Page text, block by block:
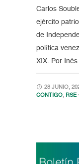
Carlos
ejército
de
política
XIX. Por Inés
28 JUNIO,
CONTIGO, RSE